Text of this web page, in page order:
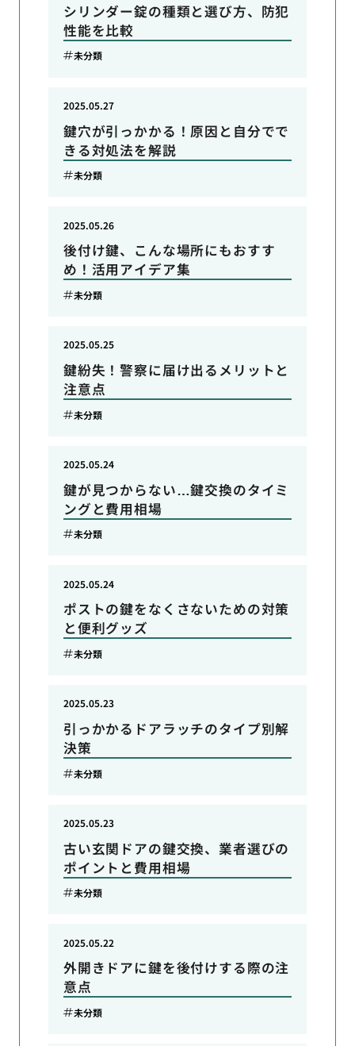
シリンダー錠の種類と選び方、防犯
性能を比較
未分類
鍵穴が引っかかる！原因と自分でで
きる対処法を解説
2025.05.27
未分類
後付け鍵、こんな場所にもおすす
め！活用アイデア集
2025.05.26
未分類
鍵紛失！警察に届け出るメリットと
注意点
2025.05.25
未分類
鍵が見つからない…鍵交換のタイミ
ングと費用相場
2025.05.24
未分類
ポストの鍵をなくさないための対策
と便利グッズ
2025.05.24
未分類
引っかかるドアラッチのタイプ別解
決策
2025.05.23
未分類
古い玄関ドアの鍵交換、業者選びの
ポイントと費用相場
2025.05.23
未分類
外開きドアに鍵を後付けする際の注
意点
2025.05.22
未分類